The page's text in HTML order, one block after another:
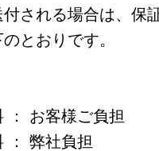
される場合は、保
とおりです。
お客様ご負担
弊社負担